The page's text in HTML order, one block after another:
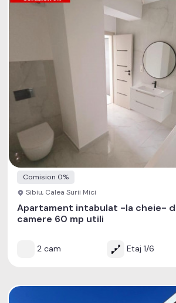
Comision 0%
Sibiu, Calea Surii Mici
Apartament intabulat -la cheie-
camere 60 mp utili
2 cam Etaj 1/6